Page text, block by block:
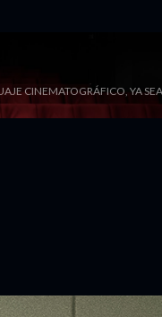
CINEMATOGRÁFICO, YA